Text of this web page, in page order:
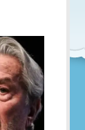
Follow
to